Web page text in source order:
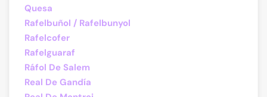
Quesa
Rafelbuñol / Rafelbunyol
Rafelcofer
Rafelguaraf
Ráfol De Salem
Real De Gandía